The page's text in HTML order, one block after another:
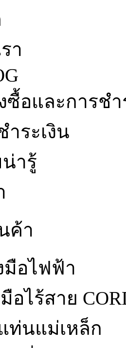
า
ซื้อและการชำ
ำระเงิน
ารู้
ค้า
มือไฟฟ้า
อไร้สาย
ท่นแม่เหล็ก